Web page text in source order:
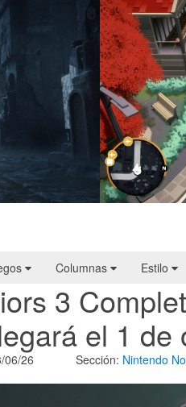
Columnas Estilo
3
el 1 de
06/26 Sección: Nintendo